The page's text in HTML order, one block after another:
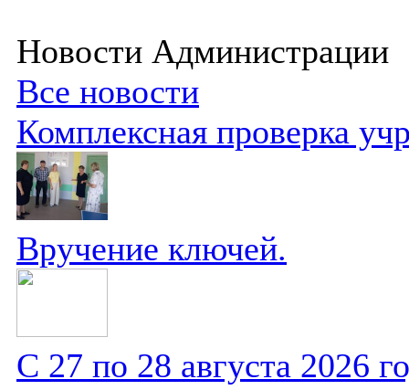
Новости Администрации
Все новости
Комплексная проверка
Вручение ключей.
С 27 по 28 августа 2026